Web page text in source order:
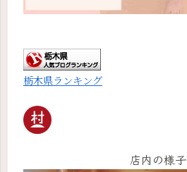
栃木県ランキング
店内の様子